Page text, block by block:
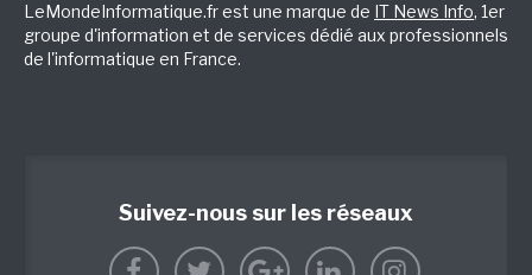
LeMondeInformatique.fr est une marque de IT News Info, 1er
groupe d'information et de services dédié aux professionnels
de l'informatique en France.
Suivez-nous sur les réseaux